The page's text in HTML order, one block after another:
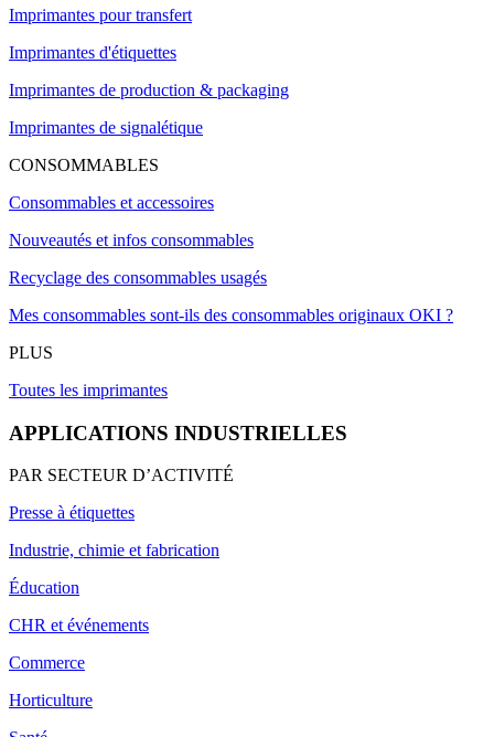
Imprimantes pour transfert
Imprimantes d'étiquettes
Imprimantes de production & packaging
Imprimantes de signalétique
CONSOMMABLES
Consommables et accessoires
Nouveautés et infos consommables
Recyclage des consommables usagés
Mes consommables sont-ils des consommables originaux OKI ?
PLUS
Toutes les imprimantes
APPLICATIONS INDUSTRIELLES
PAR SECTEUR D’ACTIVITÉ
Presse à étiquettes
Industrie, chimie et fabrication
Éducation
CHR et événements
Commerce
Horticulture